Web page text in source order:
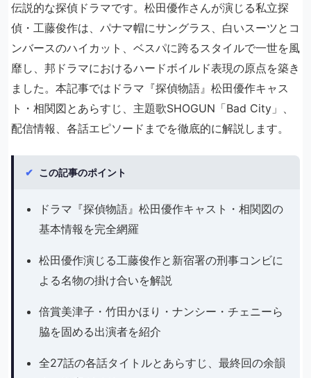
伝説的な探偵ドラマです。松田優作さんが演じる私立探
偵・工藤俊作は、パナマ帽にサングラス、白いスーツとコ
ンバースのハイカット、ベスパに跨るスタイルで一世を風
靡し、邦ドラマにおけるハードボイルド表現の原点を築き
ました。本記事ではドラマ『探偵物語』松田優作キャス
ト・相関図とあらすじ、主題歌SHOGUN「Bad City」、
配信情報、各話エピソードまでを徹底的に解説します。
✔ この記事のポイント
ドラマ『探偵物語』松田優作キャスト・相関図の
基本情報を完全網羅
松田優作演じる工藤俊作と新宿署の刑事コンビに
よる名物の掛け合いを解説
倍賞美津子・竹田かほり・ナンシー・チェニーら
脇を固める出演者を紹介
全27話の各話タイトルとあらすじ、最終回の余韻